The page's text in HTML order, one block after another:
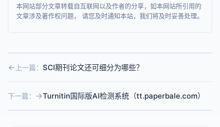
本网站部分文章转载自互联网以及作者的分享，如本网站所引用的
文章涉及著作权问题， 请您及时通知本站，我们将及时妥善处理。
上一篇： SCI期刊论文还可细分为哪些？
下一篇： Turnitin国际版AI检测系统（tt.paperbale.com）